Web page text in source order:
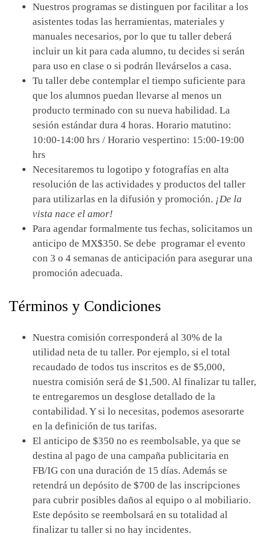
Nuestros programas se distinguen por facilitar a los
asistentes todas las herramientas, materiales y
manuales necesarios, por lo que tu taller deberá
incluir un kit para cada alumno, tu decides si serán
para uso en clase o si podrán llevárselos a casa.
Tu taller debe contemplar el tiempo suficiente para
que los alumnos puedan llevarse al menos un
producto terminado con su nueva habilidad. La
sesión estándar dura 4 horas. Horario matutino:
10:00-14:00 hrs / Horario vespertino: 15:00-19:00
hrs
Necesitaremos tu logotipo y fotografías en alta
resolución de las actividades y productos del taller
para utilizarlas en la difusión y promoción. ¡De la
vista nace el amor!
Para agendar formalmente tus fechas, solicitamos un
anticipo de MX$350. Se debe programar el evento
con 3 o 4 semanas de anticipación para asegurar una
promoción adecuada.
Términos y Condiciones
Nuestra comisión corresponderá al 30% de la
utilidad neta de tu taller. Por ejemplo, si el total
recaudado de todos tus inscritos es de $5,000,
nuestra comisión será de $1,500. Al finalizar tu taller,
te entregaremos un desglose detallado de la
contabilidad. Y si lo necesitas, podemos asesorarte
en la definición de tus tarifas.
El anticipo de $350 no es reembolsable, ya que se
destina al pago de una campaña publicitaria en
FB/IG con una duración de 15 días. Además se
retendrá un depósito de $700 de las inscripciones
para cubrir posibles daños al equipo o al mobiliario.
Este depósito se reembolsará en su totalidad al
finalizar tu taller si no hay incidentes.